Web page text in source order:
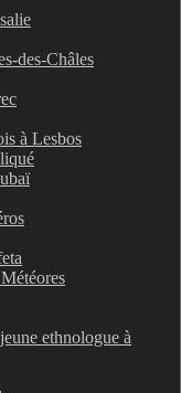
des-Châles
à Lesbos
ethnologue à